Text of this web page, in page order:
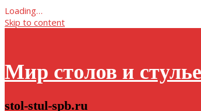
Loading…
Skip to content
Мир столов и
stol-stul-spb.ru